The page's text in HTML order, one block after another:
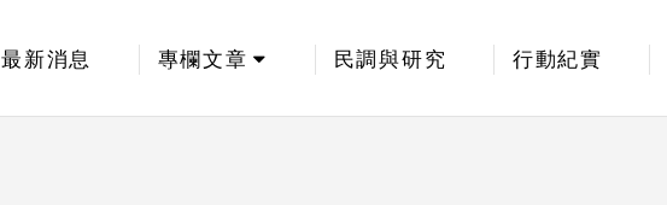
最新消息 專欄文章 民調與研究 行動紀實